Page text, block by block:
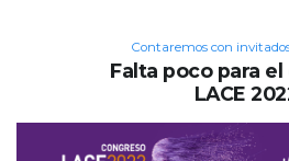
Contaremos con
Falta poco para
LACE